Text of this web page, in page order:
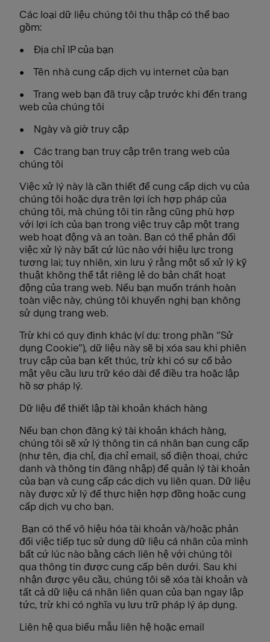
Các loại dữ liệu chúng tôi thu thập có thể bao
gồm:
• Địa chỉ IP của bạn
• Tên nhà cung cấp dịch vụ internet của bạn
• Trang web bạn đã truy cập trước khi đến trang
web của chúng tôi
• Ngày và giờ truy cập
• Các trang bạn truy cập trên trang web của
chúng tôi
Việc xử lý này là cần thiết để cung cấp dịch vụ của
chúng tôi hoặc dựa trên lợi ích hợp pháp của
chúng tôi, mà chúng tôi tin rằng cũng phù hợp
với lợi ích của bạn trong việc truy cập một trang
web hoạt động và an toàn. Bạn có thể phản đối
việc xử lý này bất cứ lúc nào với hiệu lực trong
tương lai; tuy nhiên, xin lưu ý rằng một số xử lý kỹ
thuật không thể tắt riêng lẻ do bản chất hoạt
động của trang web. Nếu bạn muốn tránh hoàn
toàn việc này, chúng tôi khuyến nghị bạn không
sử dụng trang web.
Trừ khi có quy định khác (ví dụ: trong phần “Sử
dụng Cookie”), dữ liệu này sẽ bị xóa sau khi phiên
truy cập của bạn kết thúc, trừ khi có sự cố bảo
mật yêu cầu lưu trữ kéo dài để điều tra hoặc lập
hồ sơ pháp lý.
Dữ liệu để thiết lập tài khoản khách hàng
Nếu bạn chọn đăng ký tài khoản khách hàng,
chúng tôi sẽ xử lý thông tin cá nhân bạn cung cấp
(như tên, địa chỉ, địa chỉ email, số điện thoại, chức
danh và thông tin đăng nhập) để quản lý tài khoản
của bạn và cung cấp các dịch vụ liên quan. Dữ liệu
này được xử lý để thực hiện hợp đồng hoặc cung
cấp dịch vụ cho bạn.
Bạn có thể vô hiệu hóa tài khoản và/hoặc phản
đối việc tiếp tục sử dụng dữ liệu cá nhân của mình
bất cứ lúc nào bằng cách liên hệ với chúng tôi
qua thông tin được cung cấp bên dưới. Sau khi
nhận được yêu cầu, chúng tôi sẽ xóa tài khoản và
tất cả dữ liệu cá nhân liên quan của bạn ngay lập
tức, trừ khi có nghĩa vụ lưu trữ pháp lý áp dụng.
Liên hệ qua biểu mẫu liên hệ hoặc email